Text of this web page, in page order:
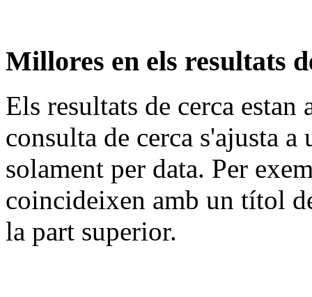
Millores en els resultats
Els resultats de cerca estan
consulta de cerca s'ajusta
solament per data. Per
coincideixen amb un títol
la part superior.